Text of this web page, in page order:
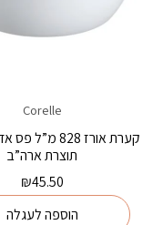
Corelle
קערת אורז 828
תוצרת ארה”ב
₪45.50
הוספה לעגלה